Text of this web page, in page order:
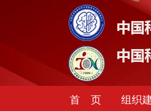
首 页 组织